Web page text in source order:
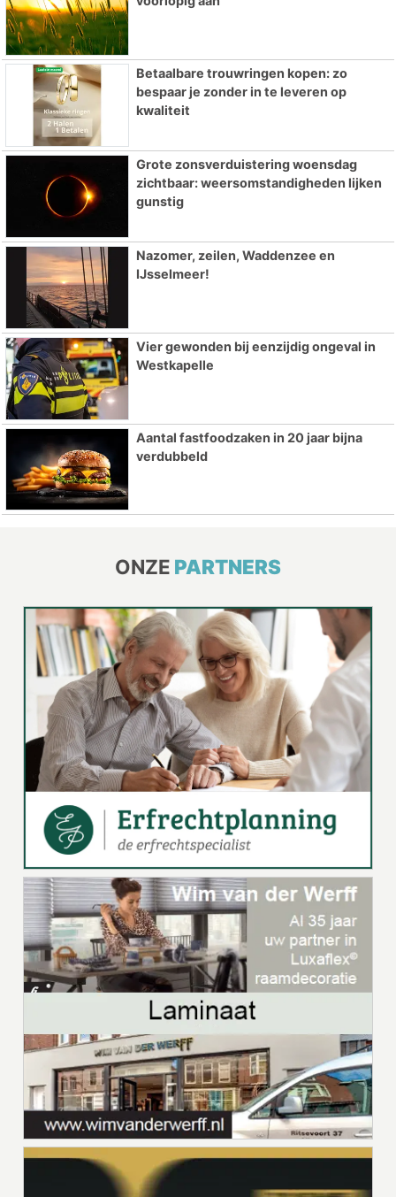
Betaalbare trouwringen kopen: zo
bespaar je zonder in te leveren op
kwaliteit
Grote zonsverduistering woensdag
zichtbaar: weersomstandigheden lijken
gunstig
Nazomer, zeilen, Waddenzee en
IJsselmeer!
Vier gewonden bij eenzijdig ongeval in
Westkapelle
Aantal fastfoodzaken in 20 jaar bijna
verdubbeld
ONZE PARTNERS